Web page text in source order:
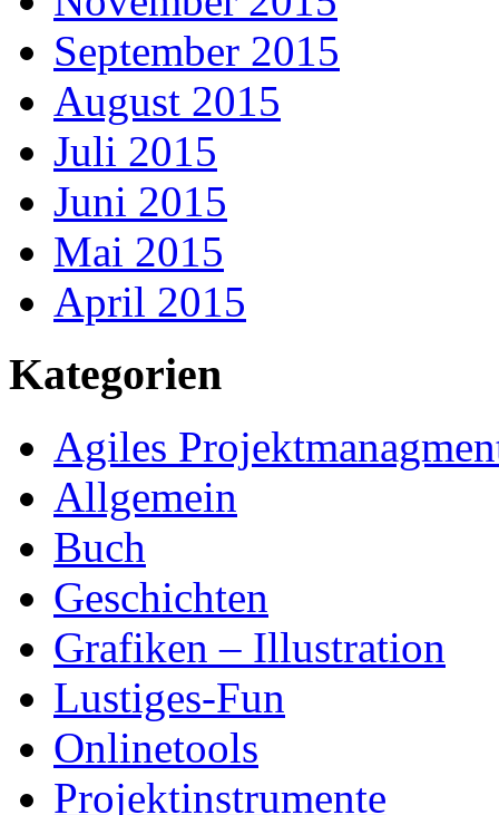
September 2015
August 2015
Juli 2015
Juni 2015
Mai 2015
April 2015
Kategorien
Agiles
Allgemein
Buch
Geschichten
Grafiken – Illustration
Lustiges-Fun
Onlinetools
Projektinstrumente